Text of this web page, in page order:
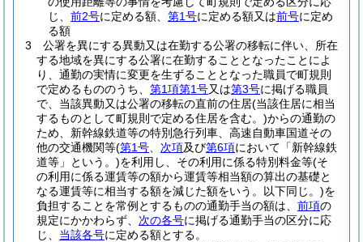
じ、 前2号に定める額、 第1号に定める額又は前号に定め
る額
3
公署を異にする異動又は在勤する公署の移転に伴い、所在
する地域を異にする公署に在勤することとなったことによ
り、通勤の実情に変更を生ずることとなった職員で町規則
で定めるもののうち、 第1項第1号又は第3号に掲げる職員
で、当該異動又は公署の移転の直前の住居(当該住居に相当
するものとして町規則で定める住居を含む。)からの通勤の
ため、新幹線鉄道等の特別急行列車、高速自動車国道その
他の交通機関等(第1号 次項及び第6項において「新幹線鉄
道等」という。)を利用し、その利用に係る特別料金等(そ
の利用に係る運賃等の額から運賃等相当額の算出の基礎と
なる運賃等に相当する額を減じた額をいう。以下同じ。)を
負担することを常例とするものの通勤手当の額は、 前項の
規定にかかわらず、 次の各号に掲げる通勤手当の区分に応
じ、 当該各号に定める額とする。